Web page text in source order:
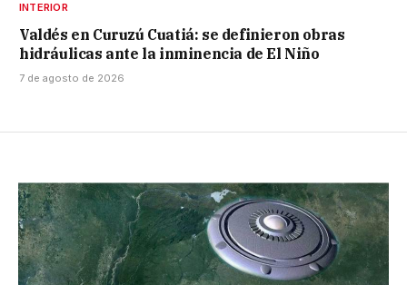
INTERIOR
Valdés en Curuzú Cuatiá: se definieron obras
hidráulicas ante la inminencia de El Niño
7 de agosto de 2026